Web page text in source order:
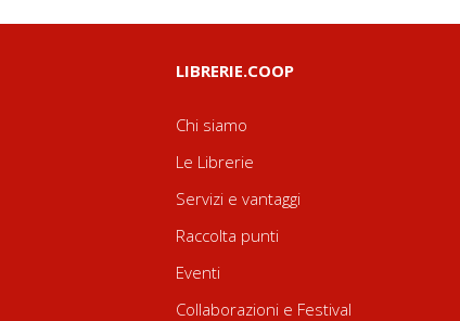
LIBRERIE.COOP
Chi siamo
Le Librerie
Servizi e vantaggi
Raccolta punti
Eventi
Collaborazioni e Festival